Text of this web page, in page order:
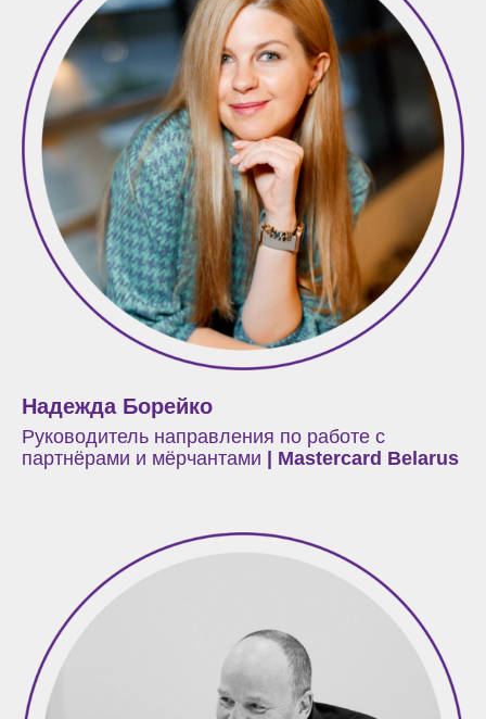
Надежда Борейко
Руководитель направления по работе с
партнёрами и мёрчантами | Mastercard Belarus